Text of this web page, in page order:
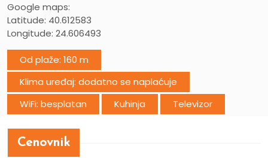
Google maps:
Latitude: 40.612583
Longitude: 24.606493
Od plaže: 160 m
Klima uređaj: dodatno se naplaćuje
WiFi: besplatan
Kuhinja Televizor
Cenovnik